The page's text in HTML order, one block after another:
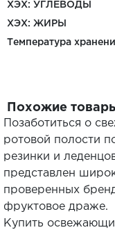
ХЭХ: УГЛЕВОДЫ
ХЭХ: ЖИРЫ
Температура
Похожие
Позаботиться о
ротовой полости
резинки и
представлен
проверенных
фруктовое драже.
Купить